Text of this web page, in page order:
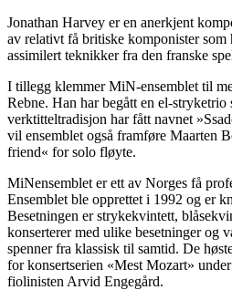
Jonathan Harvey er en anerkjent
av relativt få britiske komponister som
assimilert teknikker fra den franske
I tillegg klemmer MiN-ensemblet til
Rebne. Han har begått en el-stryketrio
verktitteltradisjon har fått navnet
vil ensemblet også framføre Maarten
friend« for solo fløyte.
MiNensemblet er ett av Norges få
Ensemblet ble opprettet i 1992 og er
Besetningen er strykekvintett,
konserterer med ulike besetninger og
spenner fra klassisk til samtid. De
for konsertserien «Mest Mozart»
fiolinisten Arvid Engegård.